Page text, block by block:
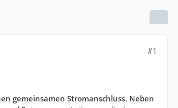
#1
gemeinsamen Stromanschluss. Neben